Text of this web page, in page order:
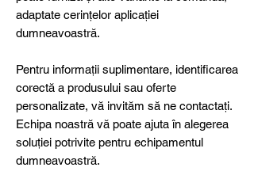
adaptate cerințelor aplicației
dumneavoastră.
Pentru informații suplimentare, identificarea
corectă a produsului sau oferte
personalizate, vă invităm să ne contactați.
Echipa noastră vă poate ajuta în alegerea
soluției potrivite pentru echipamentul
dumneavoastră.